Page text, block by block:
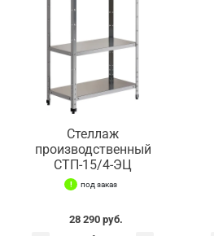
Стеллаж
производственный
СТП-15/4-ЭЦ
под заказ
28 290 руб.